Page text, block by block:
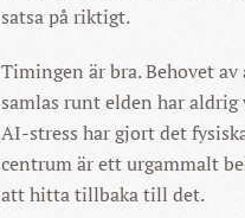
satsa på riktigt.
Timingen är bra. Behovet
samlas runt elden har
AI-stress har gjort det
centrum är ett urgammalt
att hitta tillbaka till det.